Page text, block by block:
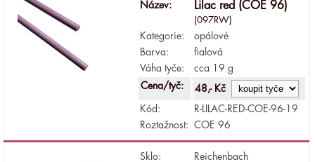
Název:
Lilac red (COE 96)
(097RW)
Kategorie:
opálové
Barva:
fialová
Váha tyče:
cca 19 g
Cena/tyč:
48,- Kč
Kód:
R-LILAC-RED-COE-96-19
Roztažnost:
COE 96
Sklo:
Reichenbach